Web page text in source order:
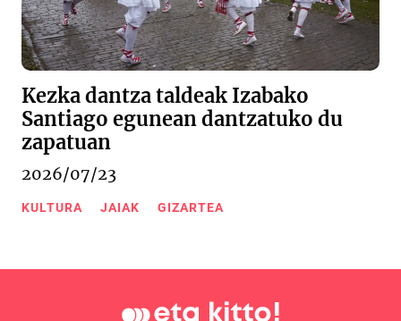
Kezka dantza taldeak Izabako
Santiago egunean dantzatuko du
zapatuan
2026/07/23
KULTURA JAIAK GIZARTEA